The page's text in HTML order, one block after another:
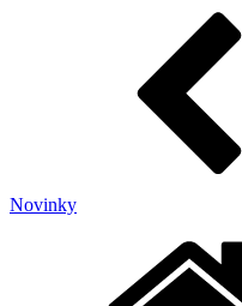
Novinky